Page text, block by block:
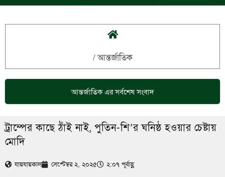
/আন্তর্জাতিক
আন্তর্জাতিকএর সর্বশেষ সংবাদ
ট্রাম্পের কাছে ঠাঁই নাই, পুতিন-শি’র ঘনিষ্ঠ হওয়ার চেষ্টায়
মোদি
যায়যায়কাল সেপ্টেম্বর ২, ২০২৫ ২:০৭ পূর্বাহ্ণ